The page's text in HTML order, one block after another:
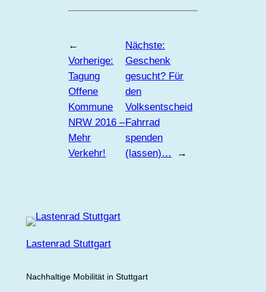
←
Vorherige:
Tagung
Offene
Kommune
NRW 2016 –
Mehr
Verkehr!
Nächste:
Geschenk
gesucht? Für
den
Volksentscheid
Fahrrad
spenden
(lassen)…
→
Lastenrad Stuttgart
Nachhaltige Mobilität in Stuttgart